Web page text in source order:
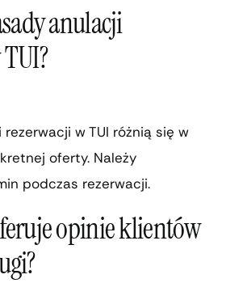
anulacji
w TUI różnią się w
oferty. Należy
podczas rezerwacji.
opinie klientów